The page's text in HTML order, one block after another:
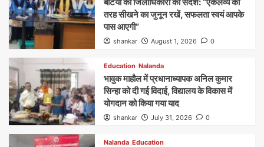
तरह सीखने का जुनून रखें, सफलता स्वयं आपके
पास आएगी”
shankar August 1, 2026 0
Education Nalanda
भावुक माहौल में प्रधानाध्यापक अनिल कुमार
सिन्हा को दी गई विदाई, विद्यालय के विकास में
योगदान को किया गया याद
shankar July 31, 2026 0
Nalanda Education